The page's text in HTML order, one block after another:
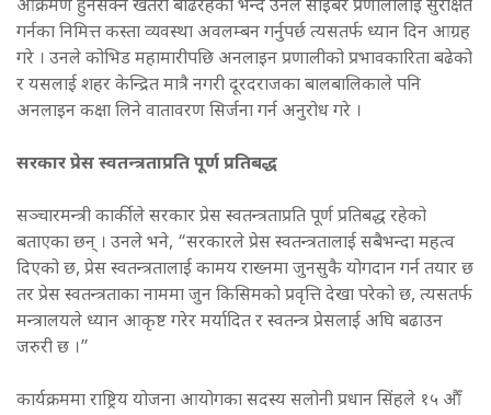
आक्रमण हुनसक्ने खतरा बढिरहेको भन्दै उनले साइबर प्रणालीलाई सुरक्षित
गर्नका निमित्त कस्ता व्यवस्था अवलम्बन गर्नुपर्छ त्यसतर्फ ध्यान दिन आग्रह
गरे । उनले कोभिड महामारीपछि अनलाइन प्रणालीको प्रभावकारिता बढेको
र यसलाई शहर केन्द्रित मात्रै नगरी दूरदराजका बालबालिकाले पनि
अनलाइन कक्षा लिने वातावरण सिर्जना गर्न अनुरोध गरे ।
सरकार प्रेस स्वतन्त्रताप्रति पूर्ण प्रतिबद्ध
सञ्चारमन्त्री कार्कीले सरकार प्रेस स्वतन्त्रताप्रति पूर्ण प्रतिबद्ध रहेको
बताएका छन् । उनले भने, “सरकारले प्रेस स्वतन्त्रतालाई सबैभन्दा महत्व
दिएको छ, प्रेस स्वतन्त्रतालाई कामय राख्नमा जुनसुकै योगदान गर्न तयार छ
तर प्रेस स्वतन्त्रताका नाममा जुन किसिमको प्रवृत्ति देखा परेको छ, त्यसतर्फ
मन्त्रालयले ध्यान आकृष्ट गरेर मर्यादित र स्वतन्त्र प्रेसलाई अघि बढाउन
जरुरी छ ।”
कार्यक्रममा राष्ट्रिय योजना आयोगका सदस्य सलोनी प्रधान सिंहले १५ औँ